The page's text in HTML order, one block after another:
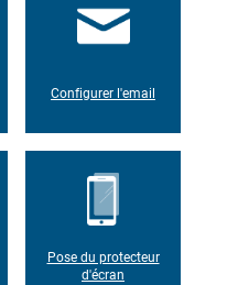
Configurer l'email
Pose du protecteur
d'écran